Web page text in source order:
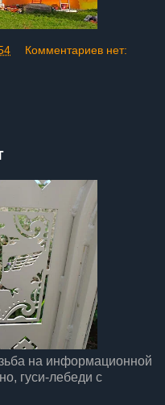
Комментариев нет:
на информационной
гуси-лебеди с